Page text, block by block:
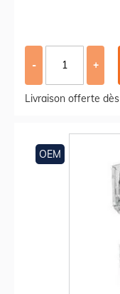
- +
Livraison offerte dès
OEM